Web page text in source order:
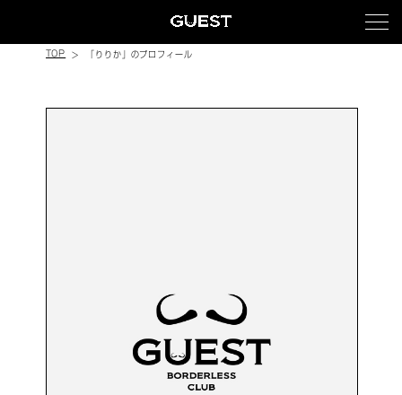
TOP 「りりか」のプロフィール